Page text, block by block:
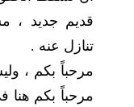
قديم جديد ،
تنازل عنه .
مرحباً بكم ،
مرحباً بكم